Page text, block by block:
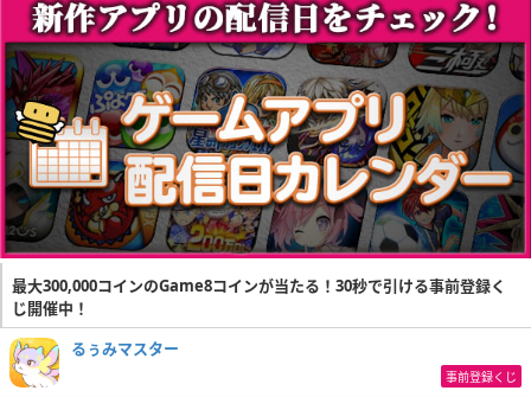
最大300,000コインのGame8コインが当たる！30秒で引ける事前登録く
じ開催中！
るぅみマスター
事前登録くじ